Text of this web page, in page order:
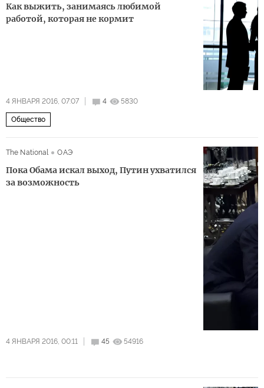
Как выжить, занимаясь любимой
работой, которая не кормит
4 ЯНВАРЯ 2016, 07:07 4 5830
Общество
The National ОАЭ
Пока Обама искал выход, Путин ухватился
за возможность
4 ЯНВАРЯ 2016, 00:11 45 54916